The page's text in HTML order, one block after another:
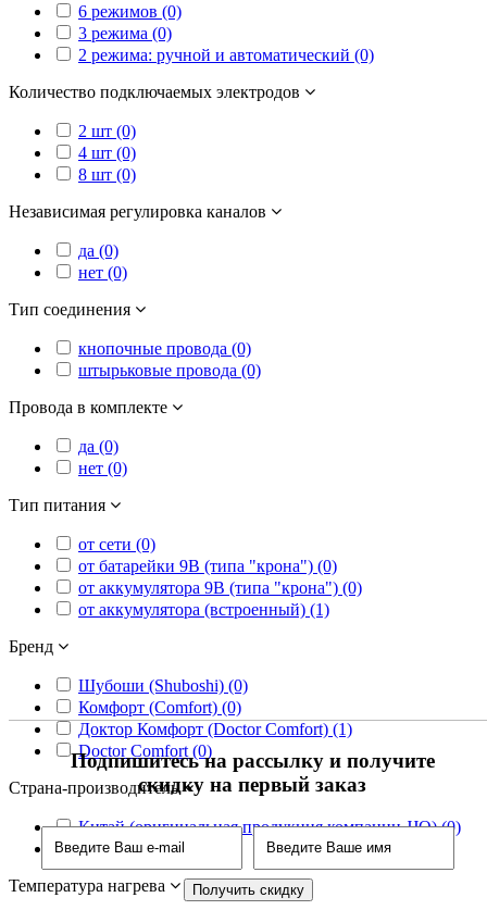
Подпишитесь на рассылку и получите
скидку на первый заказ
6 режимов (0)
3 режима (0)
2 режима: ручной и автоматический (0)
Количество подключаемых электродов
2 шт (0)
4 шт (0)
8 шт (0)
Независимая регулировка каналов
да (0)
нет (0)
Тип соединения
кнопочные провода (0)
штырьковые провода (0)
Провода в комплекте
да (0)
нет (0)
Тип питания
от сети (0)
от батарейки 9В (типа "крона") (0)
от аккумулятора 9В (типа "крона") (0)
от аккумулятора (встроенный) (1)
Бренд
Шубоши (Shuboshi) (0)
Комфорт (Comfort) (0)
Доктор Комфорт (Doctor Comfort) (1)
Doctor Comfort (0)
Страна-производитель
Китай (оригинальная продукция компании JJQ) (0)
Китай (1)
Температура нагрева